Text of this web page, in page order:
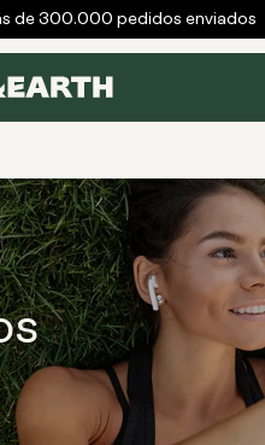
de 300.000 pedidos enviados